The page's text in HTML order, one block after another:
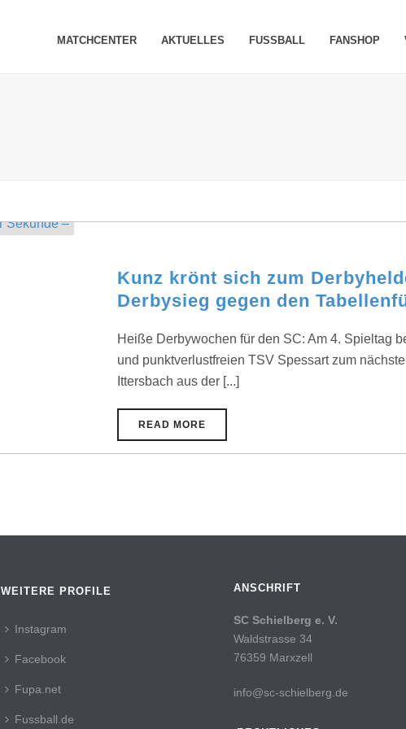
MATCHCENTER AKTUELLES FUSSBALL FANSHOP
Kunz krönt sich zum
Derbysieg gegen den
Heiße Derbywochen für den SC: Am 4. Spieltag
und punktverlustfreien TSV Spessart zum
Ittersbach aus der [...]
READ MORE
WEITERE PROFILE
Instagram
Facebook
Fupa.net
Fussball.de
ANSCHRIFT
SC Schielberg e. V.
Waldstrasse 34
76359 Marxzell
info@sc-schielberg.de